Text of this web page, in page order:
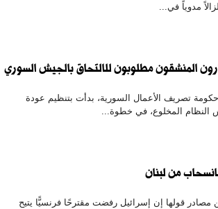
المنشقون مطلوبون للالتحاق بالجيش السوري
تصريف الأعمال السورية، بدأت بتنظيم عودة
النظام المخلوع، في خطوة...
من لبنان
قولها إن إسرائيل رفضت مقترحًا فرنسيًّا يتيح